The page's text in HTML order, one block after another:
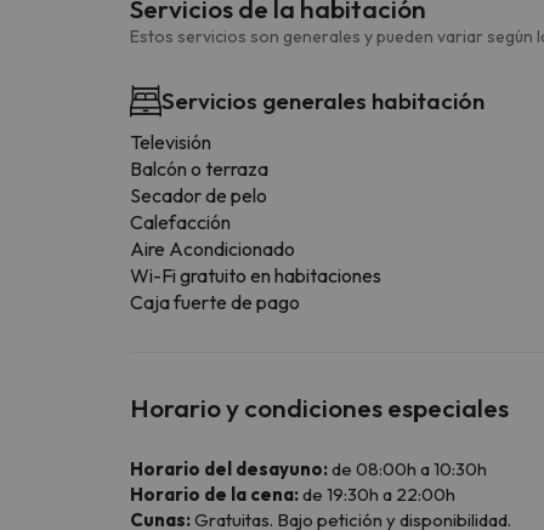
Servicios de la habitación
Estos servicios son generales y pueden variar según
Servicios generales habitación
Televisión
Balcón o terraza
Secador de pelo
Calefacción
Aire Acondicionado
Wi-Fi gratuito en habitaciones
Caja fuerte de pago
Horario y condiciones especiales
Horario del desayuno:de 08:00h a 10:30h
Horario de la cena:de 19:30h a 22:00h
Cunas:Gratuitas. Bajo petición y disponibilidad.